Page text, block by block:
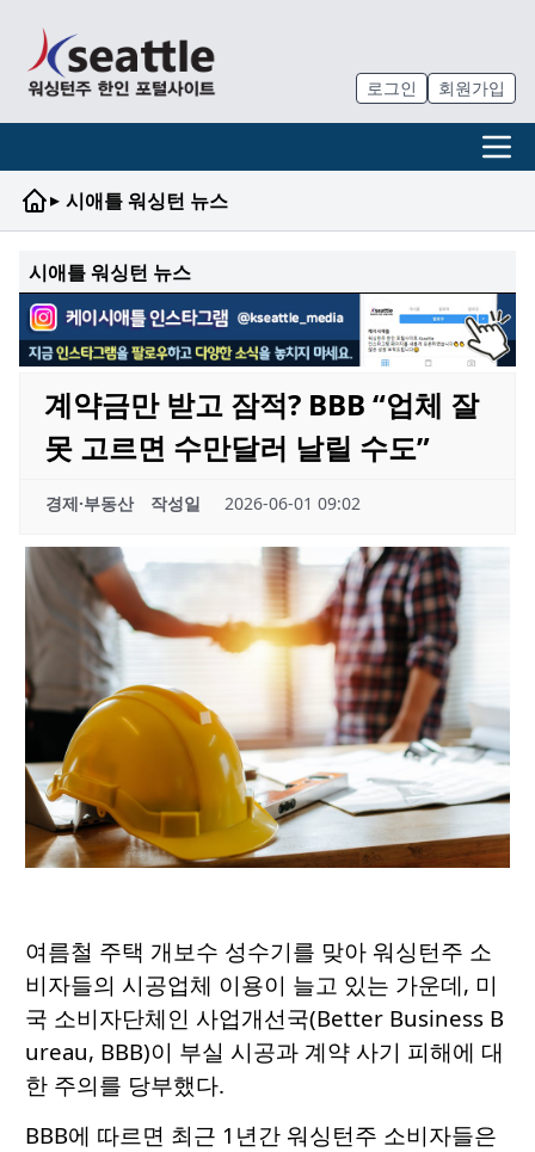
로그인 회원가입
▸ 시애틀 워싱턴 뉴스
시애틀 워싱턴 뉴스
계약금만 받고 잠적? BBB “업체 잘
못 고르면 수만달러 날릴 수도”
경제·부동산 작성일 2026-06-01 09:02
여름철 주택 개보수 성수기를 맞아 워싱턴주 소
비자들의 시공업체 이용이 늘고 있는 가운데, 미
국 소비자단체인 사업개선국(Better Business B
ureau, BBB)이 부실 시공과 계약 사기 피해에 대
한 주의를 당부했다.
BBB에 따르면 최근 1년간 워싱턴주 소비자들은